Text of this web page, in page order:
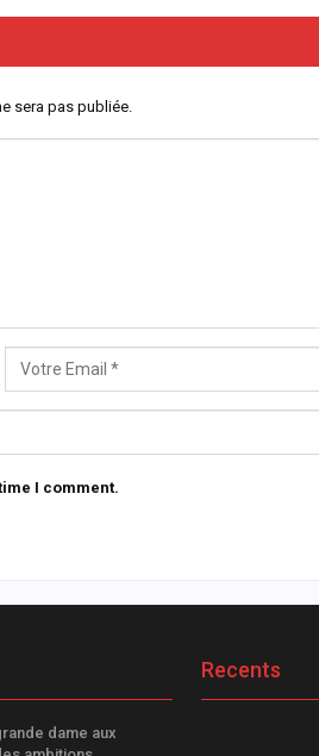
sera pas publiée.
I comment.
dame aux
Recents